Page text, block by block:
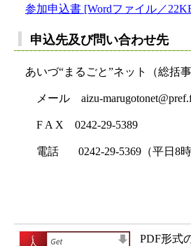
参加申込書 [Wordファイル／
申込先及び問い合わせ先
あいづ“まるごと”ネット（総括
メール aizu-
F A X 0242-29-5389
電話 0242-29-5369（平日8時
PDF形式